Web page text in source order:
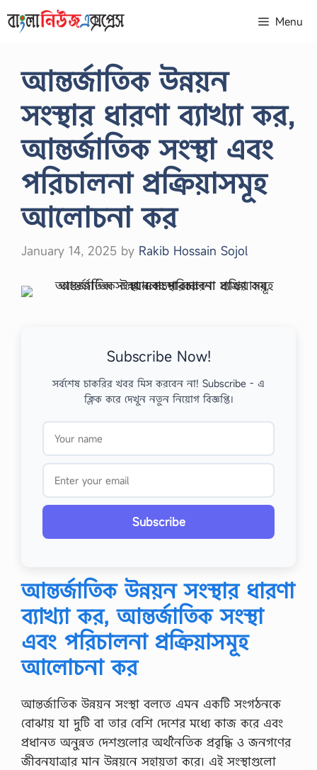
to
Menu
আন্তর্জাতিক উন্নয়ন
সংস্থার ধারণা ব্যাখ্যা কর,
আন্তর্জাতিক সংস্থা এবং
পরিচালনা প্রক্রিয়াসমূহ
আলোচনা কর
January 14, 2025 by Rakib Hossain Sojol
Subscribe Now!
সর্বশেষ চাকরির খবর মিস করবেন না! Subscribe - এ
ক্লিক করে দেখুন নতুন নিয়োগ বিজ্ঞপ্তি।
Subscribe
আন্তর্জাতিক উন্নয়ন সংস্থার ধারণা
ব্যাখ্যা কর, আন্তর্জাতিক সংস্থা
এবং পরিচালনা প্রক্রিয়াসমূহ
আলোচনা কর
আন্তর্জাতিক উন্নয়ন সংস্থা বলতে এমন একটি সংগঠনকে
বোঝায় যা দুটি বা তার বেশি দেশের মধ্যে কাজ করে এবং
প্রধানত অনুন্নত দেশগুলোর অর্থনৈতিক প্রবৃদ্ধি ও জনগণের
জীবনযাত্রার মান উন্নয়নে সহায়তা করে। এই সংস্থাগুলো